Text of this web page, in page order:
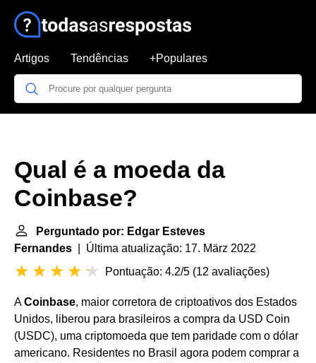
Artigos Tendências +Populares
Qual é a moeda da
Coinbase?
Perguntado por: Edgar Esteves
Fernandes | Última atualização: 17. März 2022
Pontuação: 4.2/5 (12 avaliações)
ACoinbase, maior corretora de criptoativos dos Estados
Unidos, liberou para brasileiros a compra da USD Coin
(USDC), uma criptomoeda que tem paridade com o dólar
americano. Residentes no Brasil agora podem comprar a